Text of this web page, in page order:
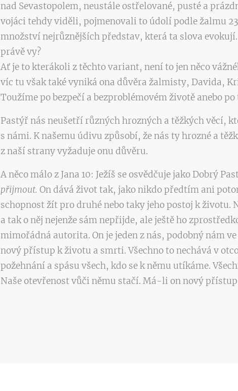
nad Sevastopolem, neustále ostřelované, pusté a
vojáci tehdy viděli, pojmenovali to údolí podle žalmu
množství nejrůznějších představ, která ta slova
právě vy?
Ať je to kterákoli z těchto variant, není to jen něco
víc tu však také vyniká ona důvěra žalmisty, Davida,
Toužíme po bezpečí a bezproblémovém životě anebo po
Pastýř nás neušetří různých hrozných a těžkých
s námi. K našemu údivu způsobí, že nás ty hrozné a
z naší strany vyžaduje onu důvěru.
A něco málo z Jana 10: Ježíš se osvědčuje jako Dobrý
přijmout. On dává život tak, jako nikdo předtím ani
schopnost žít pro druhé nebo taky jeho postoj k životu.
a tak o něj nejenže sám nepřijde, ale ještě ho
mimořádná autorita. On je jeden z nás, podobný nám
nový přístup k životu a smrti. Všechno to nechává v
požehnání a spásu všech, kdo se k němu utíkáme.
Naše otevřenost vůči němu stačí. Má-li on nový